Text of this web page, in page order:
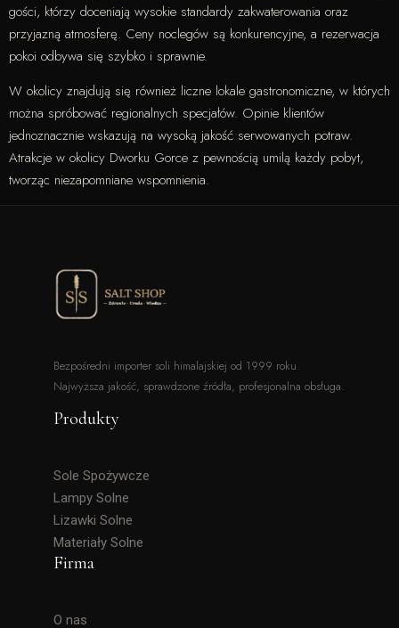
gości, którzy doceniają wysokie standardy zakwaterowania oraz
przyjazną atmosferę. Ceny noclegów są konkurencyjne, a rezerwacja
pokoi odbywa się szybko i sprawnie.
W okolicy znajdują się również liczne lokale gastronomiczne, w których
można spróbować regionalnych specjałów. Opinie klientów
jednoznacznie wskazują na wysoką jakość serwowanych potraw.
Atrakcje w okolicy Dworku Gorce z pewnością umilą każdy pobyt,
tworząc niezapomniane wspomnienia.
Bezpośredni importer soli himalajskiej od 1999 roku.
Najwyższa jakość, sprawdzone źródła, profesjonalna obsługa.
Produkty
Sole Spożywcze
Lampy Solne
Lizawki Solne
Materiały Solne
Firma
O nas